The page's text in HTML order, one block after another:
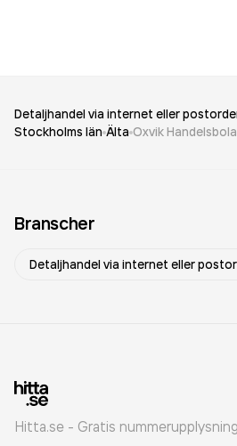
Detaljhandel via internet eller
Stockholms län Älta Oxvik
Branscher
Hitta.se - Gratis